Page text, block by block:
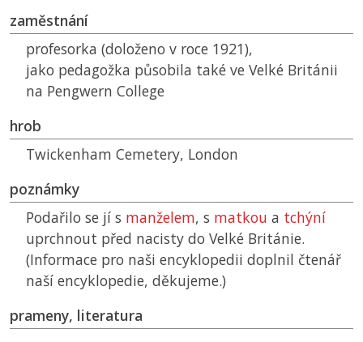
zaměstnání
profesorka (doloženo v roce 1921),
jako pedagožka působila také ve Velké Británii
na Pengwern College
hrob
Twickenham Cemetery, London
poznámky
Podařilo se jí s manželem, s matkou a tchýní
uprchnout před nacisty do Velké Británie.
(Informace pro naši encyklopedii doplnil čtenář
naší encyklopedie, děkujeme.)
prameny, literatura